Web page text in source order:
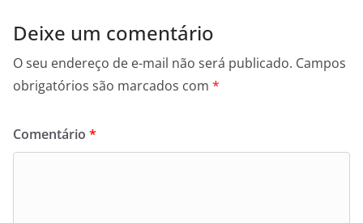
Deixe um comentário
O seu endereço de e-mail não será publicado. Campos
obrigatórios são marcados com *
Comentário *